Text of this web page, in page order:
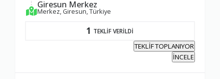
Giresun Merkez
Merkez, Giresun, Türkiye
1 TEKLİF VERİLDİ
TEKLİF TOPLANIYOR
İNCELE